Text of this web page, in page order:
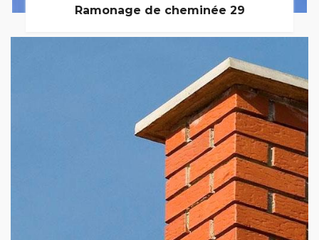
Ramonage de cheminée 29